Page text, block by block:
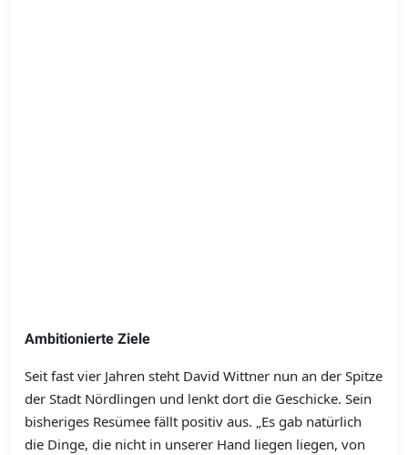
Ambitionierte Ziele
Seit fast vier Jahren steht David Wittner nun an der Spitze
der Stadt Nördlingen und lenkt dort die Geschicke. Sein
bisheriges Resümee fällt positiv aus. „Es gab natürlich
die Dinge, die nicht in unserer Hand liegen liegen, von